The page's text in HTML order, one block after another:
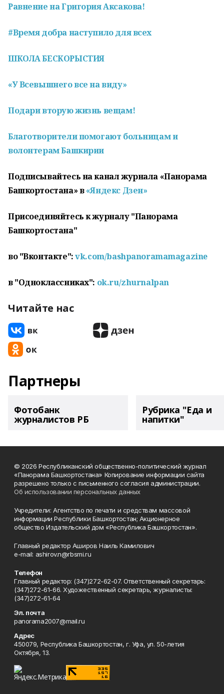
Равнение на Григория Аксакова!
#Время добра наступило для всех
ШКОЛА БЕСКОРЫСТИЯ
«У Всевышнего все на виду»
Подари вторую жизнь вещам!
Благотворители помогают больницам и
волонтерам Башкирии
Подписывайтесь на канал журнала «Панорама
Башкортостана» в«Яндекс Дзен»
Присоединяйтесь к журналу "Панорама
Башкортостана"
во "Вконтакте":vk.com/bashpanoramamagazine
в "Одноклассниках": ok.ru/zhurnalpan
Читайте нас
Партнеры
Фотобанк
журналистов РБ
Рубрика "Еда и
напитки"
© 2026 Республиканский общественно-политический журнал
«Панорама Башкортостана» Копирование информации сайта
разрешено только с письменного согласия администрации.
Об использовании персональных данных
Учредители: Агентство по печати и средствам массовой
информации Республики Башкортостан; Акционерное
общество Издательский дом «Республика Башкортостан».
Главный редактор Аширов Наиль Камилович
e-mail: ashirov.n@rbsmi.ru
Телефон
Главный редактор: (347)272-62-07. Ответственный секретарь:
(347)272-61-66. Художественный секретарь, журналисты:
(347)272-61-64
Эл. почта
panorama2007@mail.ru
Адрес
450079, Республика Башкортостан, г. Уфа, ул. 50-летия
Октября, 13.